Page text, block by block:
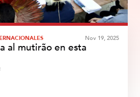
Nov 19, 2025
al mutirão en esta